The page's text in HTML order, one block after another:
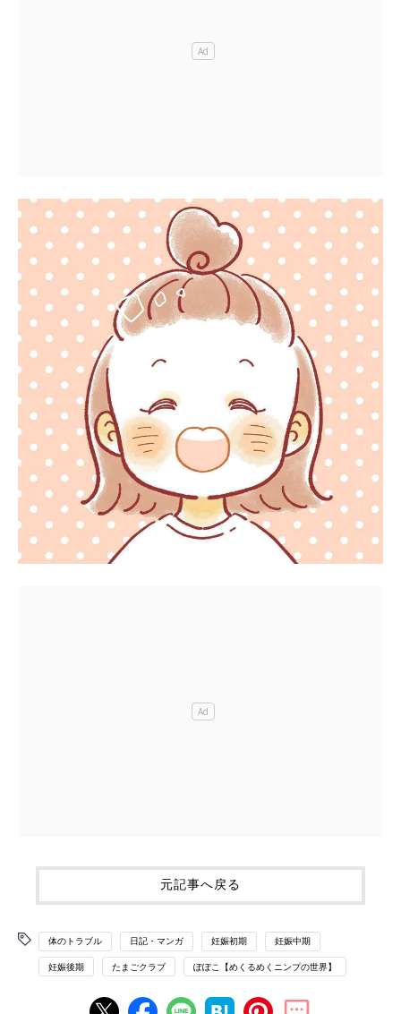
元記事へ戻る
体のトラブル 日記・マンガ 妊娠初期 妊娠中期
妊娠後期 たまごクラブ ぽぽこ【めくるめくニンプの世界】